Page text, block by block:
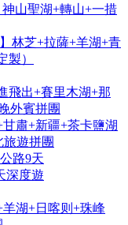
山聖湖+轉山+一措
林芝+拉薩+羊湖+青
製）
飛出+賽里木湖+那
外賓拼團
肅+新疆+茶卡鹽湖
旅遊拼團
路9天
深度遊
湖+日喀则+珠峰